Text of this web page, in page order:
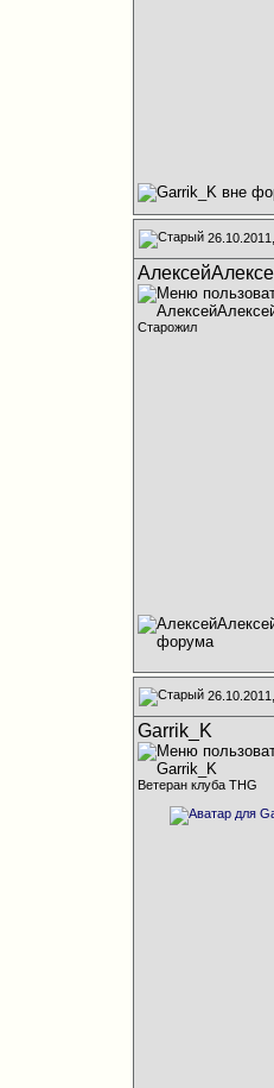
Старожил
Garrik_K
Ветеран клуба THG